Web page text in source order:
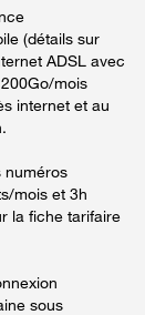
(détails sur
ADSL avec
mois
internet et au
numéros
mois et 3h
la fiche tarifaire
sous